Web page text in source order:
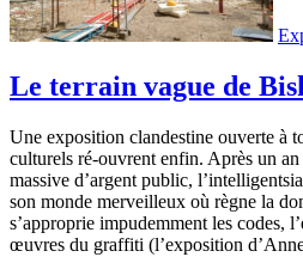
Le terrain vague de
Une exposition clandestine ouverte à
culturels ré-ouvrent enfin. Après un
massive d’argent public,
son monde merveilleux où règne la
s’approprie impudemment les codes,
œuvres du graffiti (l’exposition